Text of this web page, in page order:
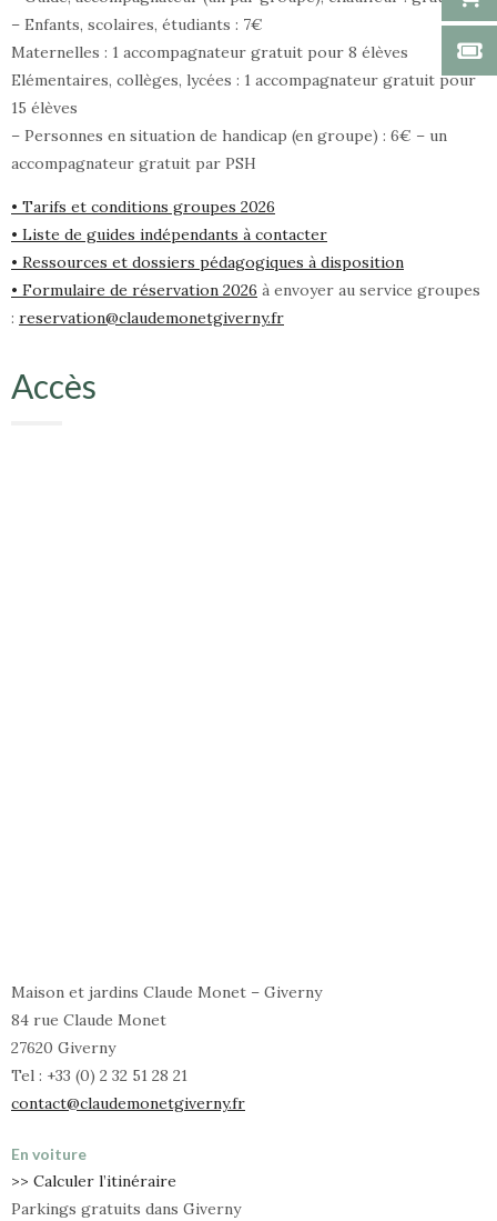
– Enfants, scolaires, étudiants : 7€
Maternelles : 1 accompagnateur gratuit pour 8 élèves
Elémentaires, collèges, lycées : 1 accompagnateur gratuit pour
15 élèves
– Personnes en situation de handicap (en groupe) : 6€ – un
accompagnateur gratuit par PSH
• Tarifs et conditions groupes 2026
• Liste de guides indépendants à contacter
• Ressources et dossiers pédagogiques à disposition
• Formulaire de réservation 2026 à envoyer au service groupes
: reservation@claudemonetgiverny.fr
Accès
Maison et jardins Claude Monet – Giverny
84 rue Claude Monet
27620 Giverny
Tel : +33 (0) 2 32 51 28 21
contact@claudemonetgiverny.fr
En voiture
>> Calculer l’itinéraire
Parkings gratuits dans Giverny